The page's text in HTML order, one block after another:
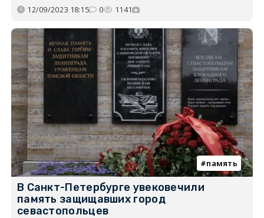
12/09/2023 18:15 0 1141
память
В Санкт-Петербурге увековечили
память защищавших город
севастопольцев